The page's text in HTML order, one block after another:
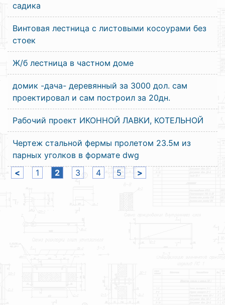
садика
Винтовая лестница с листовыми косоурами без
стоек
Ж/б лестница в частном доме
домик -дача- деревянный за 3000 дол. сам
проектировал и сам построил за 20дн.
Рабочий проект ИКОННОЙ ЛАВКИ, КОТЕЛЬНОЙ
Чертеж стальной фермы пролетом 23.5м из
парных уголков в формате dwg
<
1 2 3 4 5 >